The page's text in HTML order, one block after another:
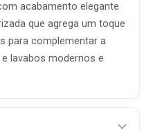
acabamento elegante
que agrega um toque
para complementar a
lavabos modernos e